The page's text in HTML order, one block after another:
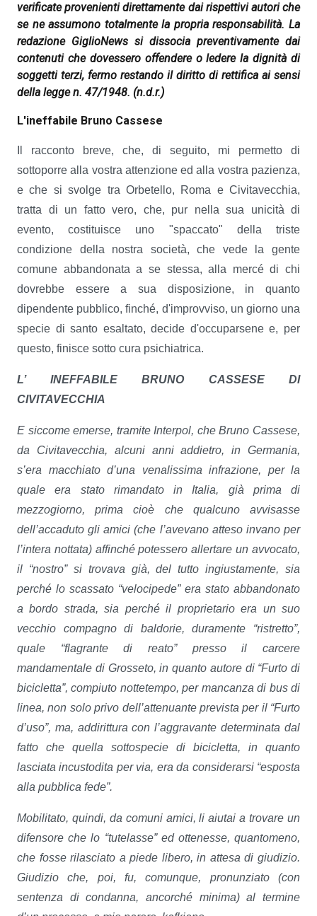
verificate provenienti direttamente dai rispettivi autori che
se ne assumono totalmente la propria responsabilità. La
redazione GiglioNews si dissocia preventivamente dai
contenuti che dovessero offendere o ledere la dignità di
soggetti terzi, fermo restando il diritto di rettifica ai sensi
della legge n. 47/1948. (n.d.r.)
L'ineffabile Bruno Cassese
Il racconto breve, che, di seguito, mi permetto di
sottoporre alla vostra attenzione ed alla vostra pazienza,
e che si svolge tra Orbetello, Roma e Civitavecchia,
tratta di un fatto vero, che, pur nella sua unicità di
evento, costituisce uno "spaccato" della triste
condizione della nostra società, che vede la gente
comune abbandonata a se stessa, alla mercé di chi
dovrebbe essere a sua disposizione, in quanto
dipendente pubblico, finché, d'improvviso, un giorno una
specie di santo esaltato, decide d'occuparsene e, per
questo, finisce sotto cura psichiatrica.
L’ INEFFABILE BRUNO CASSESE DI
CIVITAVECCHIA
E siccome emerse, tramite Interpol, che Bruno Cassese,
da Civitavecchia, alcuni anni addietro, in Germania,
s’era macchiato d’una venalissima infrazione, per la
quale era stato rimandato in Italia, già prima di
mezzogiorno, prima cioè che qualcuno avvisasse
dell’accaduto gli amici (che l’avevano atteso invano per
l’intera nottata) affinché potessero allertare un avvocato,
il “nostro” si trovava già, del tutto ingiustamente, sia
perché lo scassato “velocipede” era stato abbandonato
a bordo strada, sia perché il proprietario era un suo
vecchio compagno di baldorie, duramente “ristretto”,
quale “flagrante di reato” presso il carcere
mandamentale di Grosseto, in quanto autore di “Furto di
bicicletta”, compiuto nottetempo, per mancanza di bus di
linea, non solo privo dell’attenuante prevista per il “Furto
d’uso”, ma, addirittura con l’aggravante determinata dal
fatto che quella sottospecie di bicicletta, in quanto
lasciata incustodita per via, era da considerarsi “esposta
alla pubblica fede”.
Mobilitato, quindi, da comuni amici, li aiutai a trovare un
difensore che lo “tutelasse” ed ottenesse, quantomeno,
che fosse rilasciato a piede libero, in attesa di giudizio.
Giudizio che, poi, fu, comunque, pronunziato (con
sentenza di condanna, ancorché minima) al termine